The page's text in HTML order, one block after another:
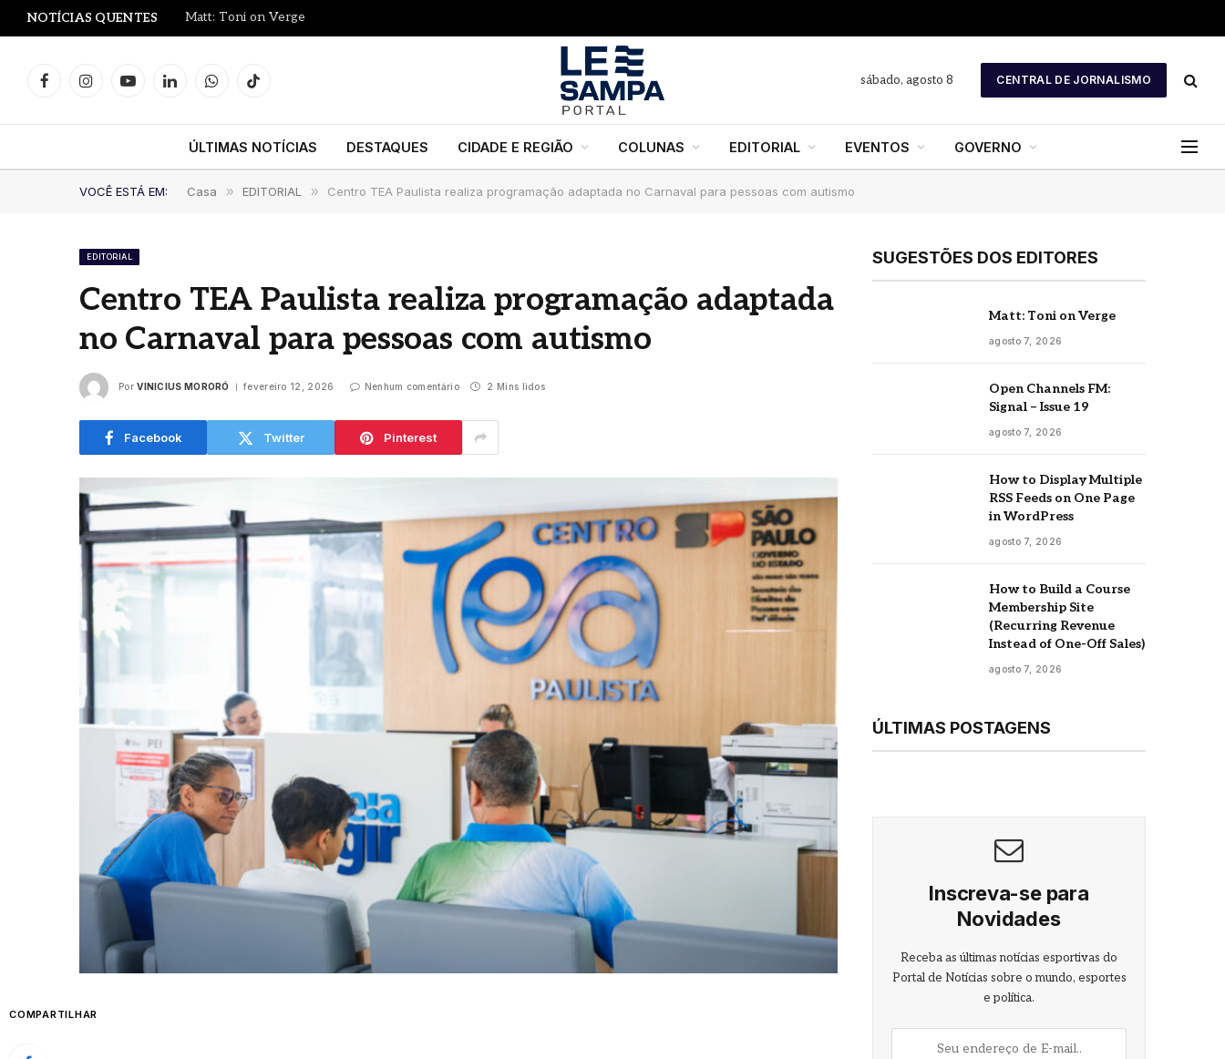
NOTÍCIAS QUENTES Matt: Toni on Verge
FacebookInstagramYouTubeLinkedInWhatsAppTikTok
sábado, agosto 8 CENTRAL DE JORNALISMO
ÚLTIMAS NOTÍCIAS DESTAQUES CIDADE E REGIÃO COLUNAS EDITORIAL EVENTOS GOVERNO
VOCÊ ESTÁ EM: Casa » EDITORIAL » Centro TEA Paulista realiza programação adaptada no Carnaval para pessoas com autismo
EDITORIAL
Centro TEA Paulista realiza programação adaptada
no Carnaval para pessoas com autismo
Por VINICIUS MORORÓ fevereiro 12, 2026 Nenhum comentário 2 Mins lidos
Facebook Twitter Pinterest
COMPARTILHAR
SUGESTÕES DOS EDITORES
Matt: Toni on Verge
agosto 7, 2026
Open Channels FM:
Signal – Issue 19
agosto 7, 2026
How to Display Multiple
RSS Feeds on One Page
in WordPress
agosto 7, 2026
How to Build a Course
Membership Site
(Recurring Revenue
Instead of One-Off Sales)
agosto 7, 2026
ÚLTIMAS POSTAGENS
Inscreva-se para
Novidades
Receba as últimas notícias esportivas do
Portal de Notícias sobre o mundo, esportes
e política.